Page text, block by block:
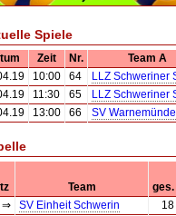
Spiele
Zeit Nr.
Team A
10:00 64
LLZ Schweriner
11:30 65
LLZ Schweriner
13:00 66 SV
Team
ges.
⇒ SV Einheit Schwerin
18